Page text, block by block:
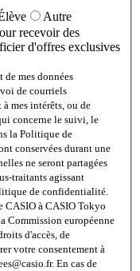
Autre
recevoir des
d'offres exclusives
de mes données
de courriels
mes intérêts, ou de
concerne le suivi, le
la Politique de
conservées durant une
ne seront partagées
traitants agissant
de confidentialité.
CASIO à CASIO Tokyo
Commission européenne
d'accès, de
votre consentement à
En cas de